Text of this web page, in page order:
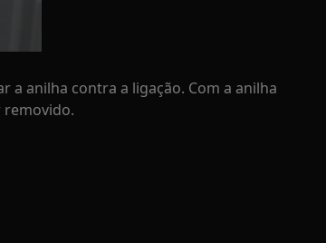
a anilha contra a ligação. Com a anilha
removido.